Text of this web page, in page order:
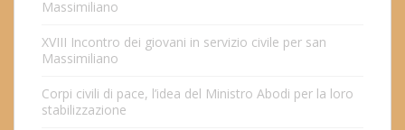
Massimiliano
XVIII Incontro dei giovani in servizio civile per san
Massimiliano
Corpi civili di pace, l’idea del Ministro Abodi per la loro
stabilizzazione